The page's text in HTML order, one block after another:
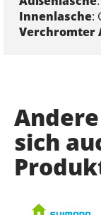
Innenlasche:
Verchromter
sich